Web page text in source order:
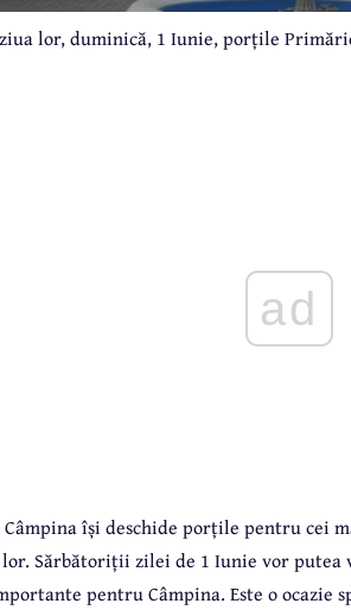
lor, duminică, 1 Iunie, porțile
ad
își deschide porțile pentru cei
Sărbătoriții zilei de 1 Iunie vor putea
pentru Câmpina. Este o